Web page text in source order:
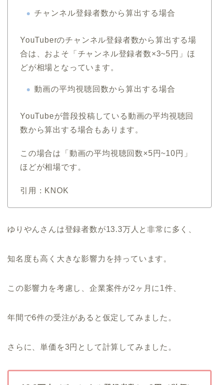
チャンネル登録者数から算出する場合
YouTuberのチャンネル登録者数から算出する場
合は、およそ「チャンネル登録者数×3~5円」ほ
どが相場となっています。
動画の平均視聴回数から算出する場合
YouTubeが普段投稿している動画の平均視聴回
数から算出する場合もあります。
この場合は「動画の平均視聴回数×5円~10円」
ほどが相場です。
引用：KNOK
ゆりやんさんは登録者数が13.3万人と非常に多く、
知名度も高く大きな影響力を持っています。
この影響力を考慮し、企業案件が2ヶ月に1件、
年間で6件の受注があると仮定してみました。
さらに、単価を3円として計算してみました。